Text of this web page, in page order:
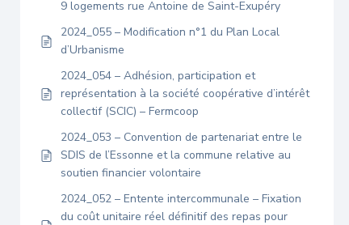
9 logements rue Antoine de Saint-Exupéry
2024_055 – Modification n°1 du Plan Local
d’Urbanisme
2024_054 – Adhésion, participation et
représentation à la société coopérative d’intérêt
collectif (SCIC) – Fermcoop
2024_053 – Convention de partenariat entre le
SDIS de l’Essonne et la commune relative au
soutien financier volontaire
2024_052 – Entente intercommunale – Fixation
du coût unitaire réel définitif des repas pour